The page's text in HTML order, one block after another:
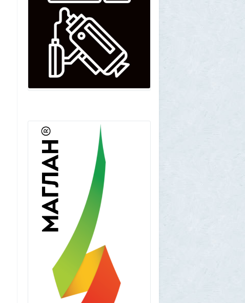
5 августа 2026, 16:29
Новые закрытые контейнерные
площадки протестируют в Магадане
Frumas 5 августа 2026, 01:12
2000 лет никто не замечал, а ИИ увидел:
как технологии помогают археологам
восстановить то, что считалось
Frumas
4 августа 2026, 20:06
Артемий о текущем моменте
Frumas 3 августа 2026, 21:32
Почему укусы насекомых зудят и
чешутся
Voldemar
3 августа 2026, 20:17
Как гиганты с Фаэтона и пришельцы из
Нибиру строили цивилизации на Земле
1 августа 2026, 18:36
Леопольд Ашенбреннер: Как 24-летний
щегол заработал $30 млрд на
инвестициях в AI (и потерял их вчера)
1 августа 2026, 17:10
Вселенная, для человеческого разума -
непостижима
1